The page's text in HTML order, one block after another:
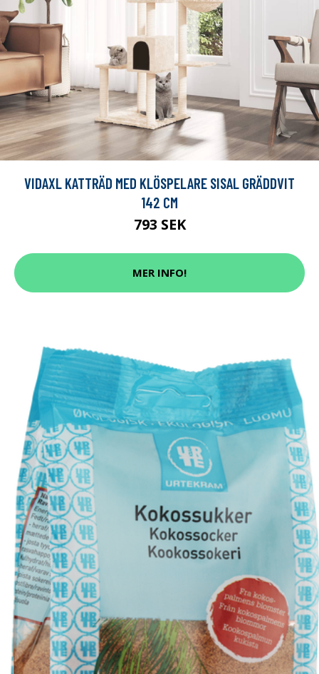
VIDAXL KATTRÄD MED KLÖSPELARE SISAL GRÄDDVIT
142 CM
793 SEK
MER INFO!